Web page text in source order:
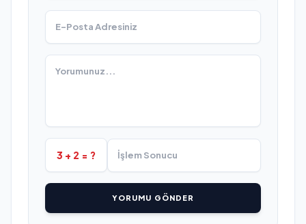
3 + 2 = ?
YORUMU GÖNDER